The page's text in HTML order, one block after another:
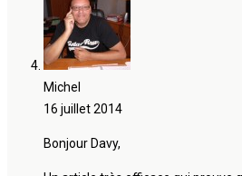
Michel
16 juillet 2014
Bonjour Davy,